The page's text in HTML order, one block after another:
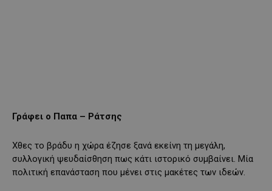
Γράφει ο Παπα – Ράτσης
Χθες το βράδυ η χώρα έζησε ξανά εκείνη τη μεγάλη,
συλλογική ψευδαίσθηση πως κάτι ιστορικό συμβαίνει. Mία
πολιτική επανάσταση που μένει στις μακέτες των ιδεών.